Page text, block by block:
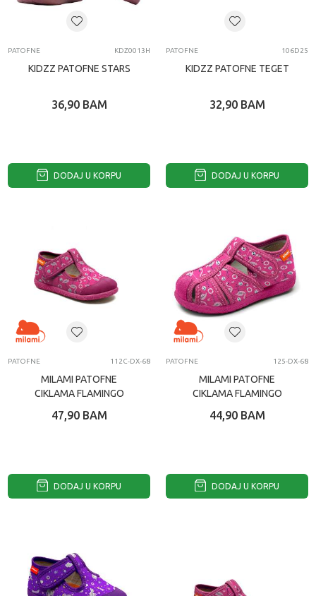
PATOFNE KDZ0013H
KIDZZ PATOFNE STARS
36,90 BAM
DODAJ U KORPU
PATOFNE 106D25
KIDZZ PATOFNE TEGET
32,90 BAM
DODAJ U KORPU
PATOFNE 112C-DX-68
MILAMI PATOFNE
CIKLAMA FLAMINGO
47,90 BAM
DODAJ U KORPU
PATOFNE 125-DX-68
MILAMI PATOFNE
CIKLAMA FLAMINGO
44,90 BAM
DODAJ U KORPU